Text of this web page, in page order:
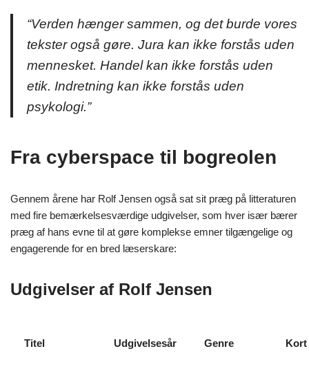
“Verden hænger sammen, og det burde vores
tekster også gøre. Jura kan ikke forstås uden
mennesket. Handel kan ikke forstås uden
etik. Indretning kan ikke forstås uden
psykologi.”
Fra cyberspace til bogreolen
Gennem årene har Rolf Jensen også sat sit præg på litteraturen
med fire bemærkelsesværdige udgivelser, som hver især bærer
præg af hans evne til at gøre komplekse emner tilgængelige og
engagerende for en bred læserskare:
Udgivelser af Rolf Jensen
Titel Udgivelsesår Genre Kort